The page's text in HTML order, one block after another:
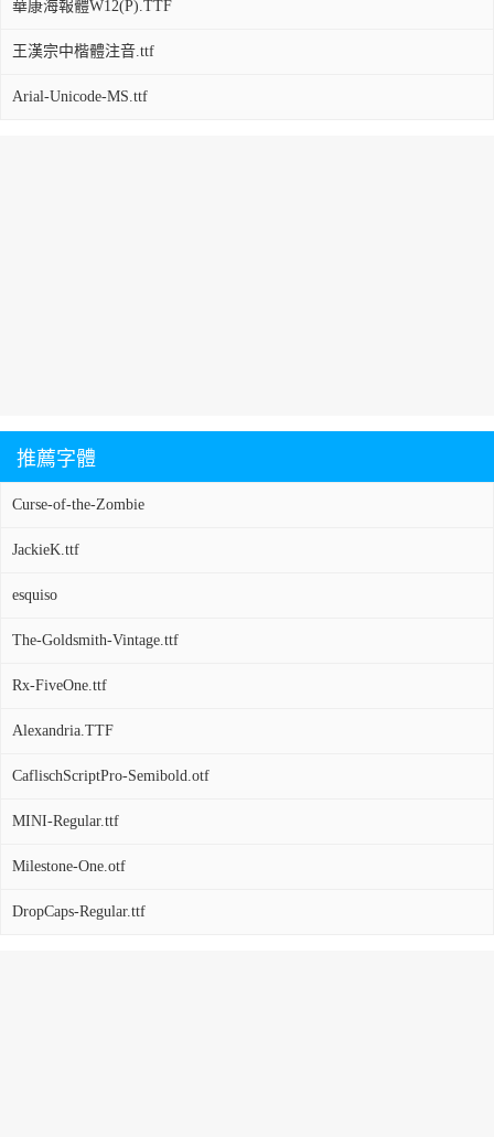
華康海報體W12(P).TTF
王漢宗中楷體注音.ttf
Arial-Unicode-MS.ttf
推薦字體
Curse-of-the-Zombie
JackieK.ttf
esquiso
The-Goldsmith-Vintage.ttf
Rx-FiveOne.ttf
Alexandria.TTF
CaflischScriptPro-Semibold.otf
MINI-Regular.ttf
Milestone-One.otf
DropCaps-Regular.ttf